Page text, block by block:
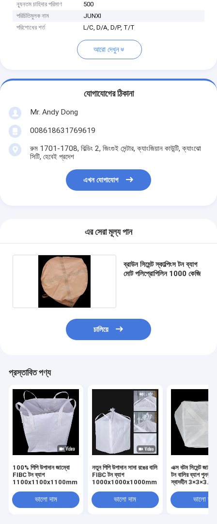
ন্যূনতম চাহিদার পরিমাণ
500
পরিচিতিমুলক নাম
JUNXI
পরিশোধের শর্ত
L/C, D/A, D/P, T/T
আরো দেখুন
যোগাযোগের ঠিকানা
Mr. Andy Dong
008618631769619
রুম 1701-1708, বিল্ডিং 2, জিংগুই সেন্টার, ক্যাংজিয়ান কাউন্টি, ক্যাংঝো
সিটি, হেবেই প্রদেশ
এখন যোগাযোগ
এর সেরা মূল্য পান
ব্রাউন সিমেন্ট স্কাল্পিংস টন ব্যাগ
মোট পলিপ্রোপিলিন 1000 কেজি
চালিয়ে
প্রস্তাবিত পণ্য
100% পিপি উপাদান জাম্বো
FIBC টন ব্যাগ
1100x1100x1100mm
ভালো দাম
নতুন পিপি উপাদান সাদা রঙের বালি
FIBC টন ব্যাগ
1000x1000x1000mm
ভালো দাম
এক্স বটম সিমেন্ট
টন বালির ব্যাগ
স্বাদহীন
ভালো দাম